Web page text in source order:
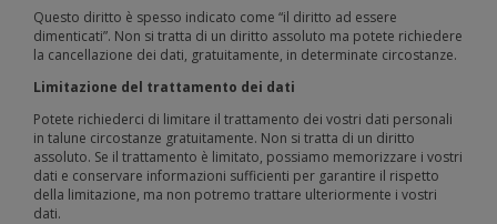
Questo diritto è spesso indicato come “il diritto ad essere
dimenticati”. Non si tratta di un diritto assoluto ma potete richiedere
la cancellazione dei dati, gratuitamente, in determinate circostanze.
Limitazione del trattamento dei dati
Potete richiederci di limitare il trattamento dei vostri dati personali
in talune circostanze gratuitamente. Non si tratta di un diritto
assoluto. Se il trattamento è limitato, possiamo memorizzare i vostri
dati e conservare informazioni sufficienti per garantire il rispetto
della limitazione, ma non potremo trattare ulteriormente i vostri
dati.